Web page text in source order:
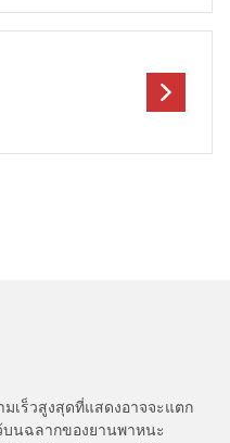
เร็วสูงสุดที่แสดงอาจจะแตก
บนฉลากของยานพาหนะ